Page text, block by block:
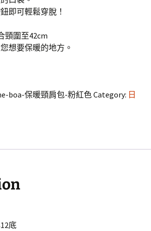
即可輕鬆穿脫！
頸圍至42cm
想要保暖的地方。
boa-保暖頸肩包-粉紅色Category: 日
底